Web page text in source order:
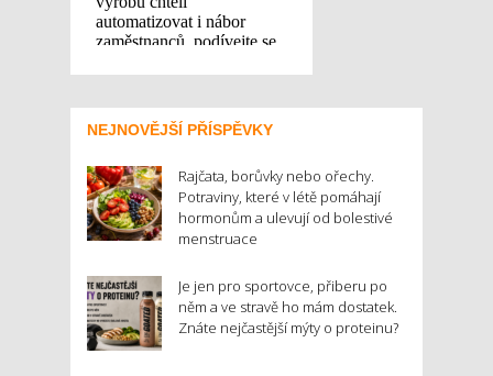
NEJNOVĚJŠÍ PŘÍSPĚVKY
Rajčata, borůvky nebo ořechy.
Potraviny, které v létě pomáhají
hormonům a ulevují od bolestivé
menstruace
Je jen pro sportovce, přiberu po
něm a ve stravě ho mám dostatek.
Znáte nejčastější mýty o proteinu?